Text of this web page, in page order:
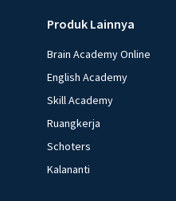
Produk Lainnya
Brain Academy Online
English Academy
Skill Academy
Ruangkerja
Schoters
Kalananti